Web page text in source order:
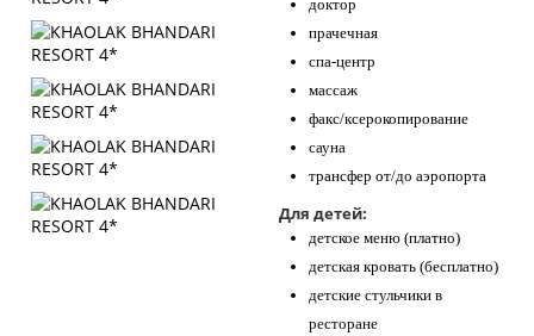
доктор
прачечная
спа-центр
массаж
факс/ксерокопирование
сауна
трансфер от/до аэропорта
Для детей:
детское меню (платно)
детская кровать (бесплатно)
детские стульчики в
ресторане